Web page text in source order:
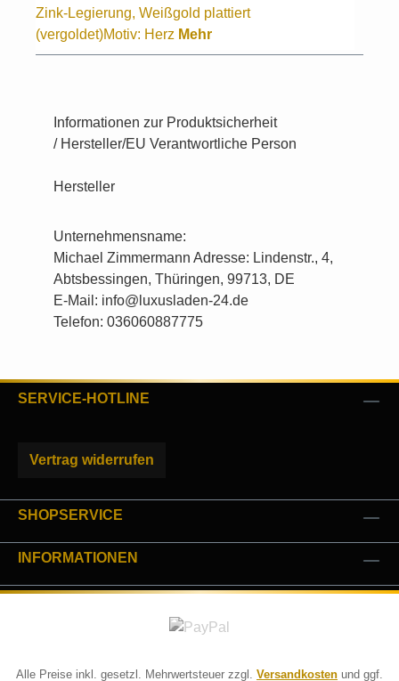
Zink-Legierung, Weißgold plattiert
(vergoldet)Motiv: Herz Mehr
Informationen zur Produktsicherheit
/ Hersteller/EU Verantwortliche Person
Hersteller
Unternehmensname:
Michael Zimmermann Adresse: Lindenstr., 4,
Abtsbessingen, Thüringen, 99713, DE
E-Mail: info@luxusladen-24.de
Telefon: 036060887775
SERVICE-HOTLINE
Vertrag widerrufen
SHOPSERVICE
INFORMATIONEN
Alle Preise inkl. gesetzl. Mehrwertsteuer zzgl. Versandkosten und ggf.